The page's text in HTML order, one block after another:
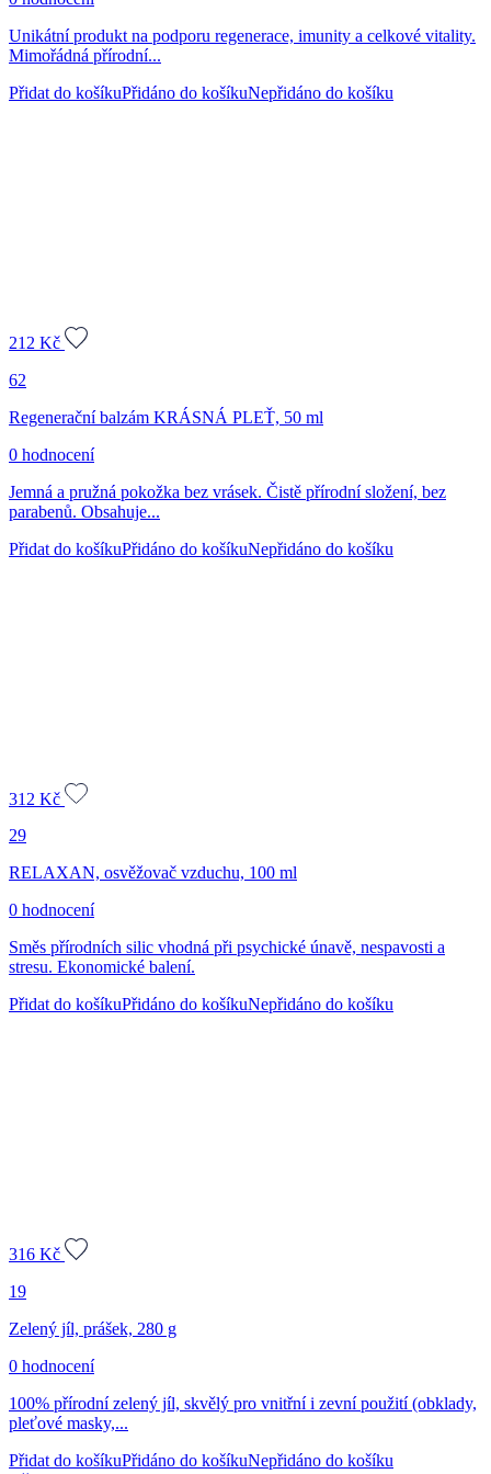
Unikátní produkt na podporu regenerace, imunity a celkové vitality.
Mimořádná přírodní...
Přidat do košíkuPřidáno do košíkuNepřidáno do košíku
212 Kč
62
Regenerační balzám KRÁSNÁ PLEŤ, 50 ml
0 hodnocení
Jemná a pružná pokožka bez vrásek. Čistě přírodní složení, bez
parabenů. Obsahuje...
Přidat do košíkuPřidáno do košíkuNepřidáno do košíku
312 Kč
29
RELAXAN, osvěžovač vzduchu, 100 ml
0 hodnocení
Směs přírodních silic vhodná při psychické únavě, nespavosti a
stresu. Ekonomické balení.
Přidat do košíkuPřidáno do košíkuNepřidáno do košíku
316 Kč
19
Zelený jíl, prášek, 280 g
0 hodnocení
100% přírodní zelený jíl, skvělý pro vnitřní i zevní použití (obklady,
pleťové masky,...
Přidat do košíkuPřidáno do košíkuNepřidáno do košíku